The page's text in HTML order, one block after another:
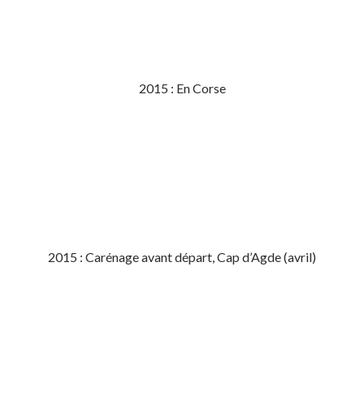
2015 : En Corse
2015 : Carénage avant départ, Cap d’Agde (avril)